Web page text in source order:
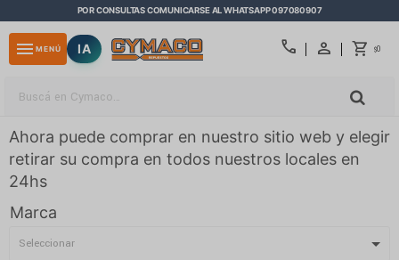
POR CONSULTAS COMUNICARSE AL WHATSAPP 097080907
call $0
menu MENÚ IA
Ahora puede comprar en nuestro sitio web y elegir
retirar su compra en todos nuestros locales en
24hs
Marca
close